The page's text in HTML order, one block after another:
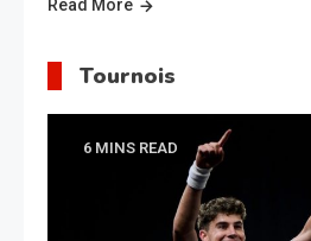
Read More
Tournois
6 MINS READ